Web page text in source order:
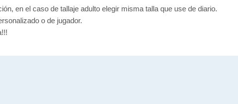
en el caso de tallaje adulto elegir misma talla que use de diario.
o de jugador.